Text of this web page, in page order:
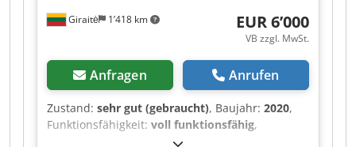
Giraitė 1’418 km EUR 6’000
VB zzgl. MwSt.
Anfragen Anrufen
Zustand: sehr gut (gebraucht), Baujahr: 2020,
Funktionsfähigkeit: voll funktionsfähig,
, Ausstattung: